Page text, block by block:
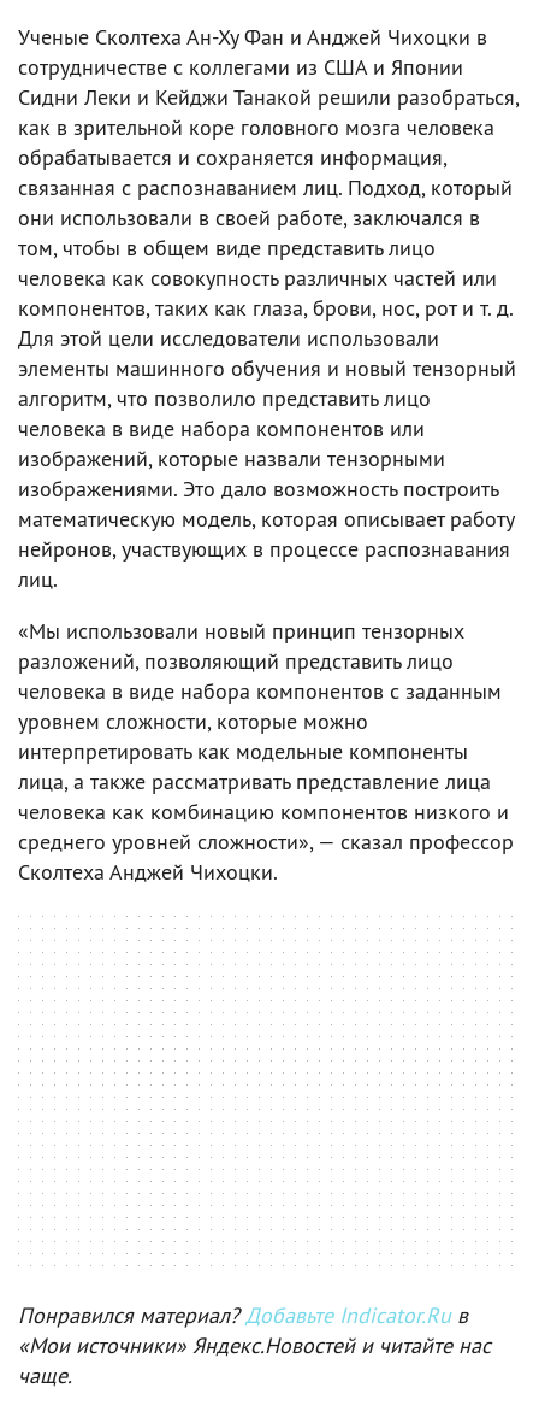
Ученые Сколтеха Ан-Ху Фан и Анджей Чихоцки в
сотрудничестве с коллегами из США и Японии
Сидни Леки и Кейджи Танакой решили разобраться,
как в зрительной коре головного мозга человека
обрабатывается и сохраняется информация,
связанная с распознаванием лиц. Подход, который
они использовали в своей работе, заключался в
том, чтобы в общем виде представить лицо
человека как совокупность различных частей или
компонентов, таких как глаза, брови, нос, рот и т. д.
Для этой цели исследователи использовали
элементы машинного обучения и новый тензорный
алгоритм, что позволило представить лицо
человека в виде набора компонентов или
изображений, которые назвали тензорными
изображениями. Это дало возможность построить
математическую модель, которая описывает работу
нейронов, участвующих в процессе распознавания
лиц.
«Мы использовали новый принцип тензорных
разложений, позволяющий представить лицо
человека в виде набора компонентов с заданным
уровнем сложности, которые можно
интерпретировать как модельные компоненты
лица, а также рассматривать представление лица
человека как комбинацию компонентов низкого и
среднего уровней сложности», — сказал профессор
Сколтеха Анджей Чихоцки.
Понравился материал?Добавьте Indicator.Ruв
«Мои источники» Яндекс.Новостей и читайте нас
чаще.